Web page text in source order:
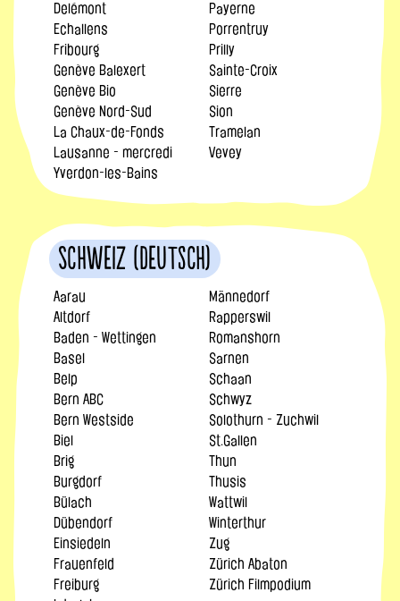
Delémont
Echallens
Fribourg
Genève Balexert
Genève Bio
Genève Nord-Sud
La Chaux-de-Fonds
Lausanne - mercredi
Payerne
Porrentruy
Prilly
Sainte-Croix
Sierre
Sion
Tramelan
Vevey
Yverdon-les-Bains
Schweiz (Deutsch)
Aarau
Altdorf
Baden - Wettingen
Basel
Belp
Bern ABC
Bern Westside
Biel
Brig
Burgdorf
Bülach
Dübendorf
Einsiedeln
Frauenfeld
Freiburg
Männedorf
Rapperswil
Romanshorn
Sarnen
Schaan
Schwyz
Solothurn - Zuchwil
St.Gallen
Thun
Thusis
Wattwil
Winterthur
Zug
Zürich Abaton
Zürich Filmpodium